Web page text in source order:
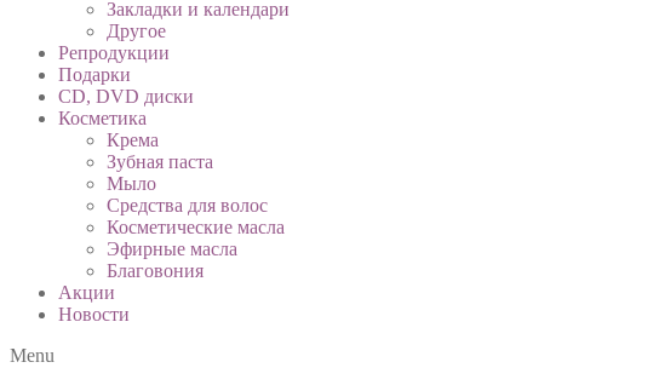
Закладки и календари
Другое
Репродукции
Подарки
CD, DVD диски
Косметика
Крема
Зубная паста
Мыло
Средства для волос
Косметические масла
Эфирные масла
Благовония
Акции
Новости
Menu